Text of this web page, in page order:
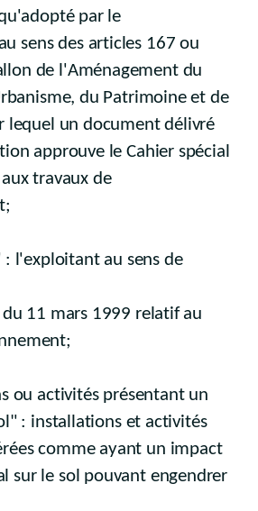
par le
sens des articles 167 ou
de l'Aménagement du
du Patrimoine et de
lequel un document délivré
approuve le Cahier spécial
travaux de
l'exploitant au sens de
du 11 mars 1999 relatif au
ou activités présentant un
: installations et activités
comme ayant un impact
sur le sol pouvant engendrer